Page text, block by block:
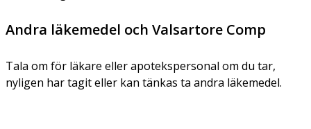
Andra läkemedel och Valsartore Comp
Tala om för läkare eller apotekspersonal om du tar,
nyligen har tagit eller kan tänkas ta andra läkemedel.